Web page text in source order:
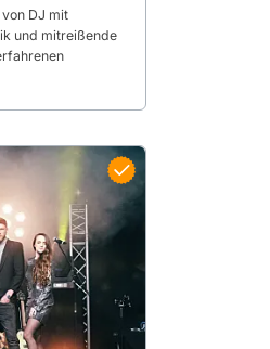
DJ mit
und mitreißende